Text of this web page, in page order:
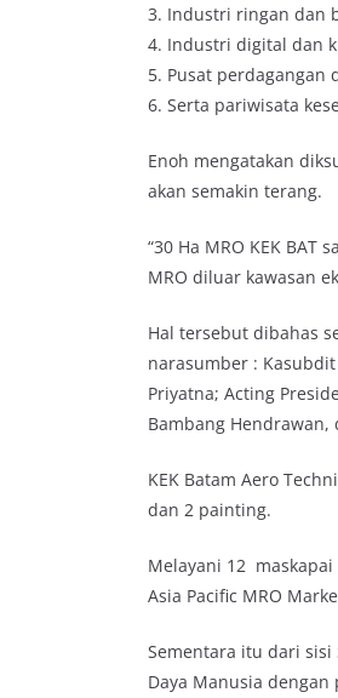
3. Industri ringan dan
4. Industri digital dan
5. Pusat perdagangan
6. Serta pariwisata
Enoh mengatakan
akan semakin terang.
“30 Ha MRO KEK
MRO diluar kawasan
Hal tersebut dibahas
narasumber :
Priyatna; Acting
Bambang Hendrawan,
KEK Batam Aero
dan 2 painting.
Melayani 12
Asia Pacific MRO
Sementara itu dari sisi
Daya Manusia